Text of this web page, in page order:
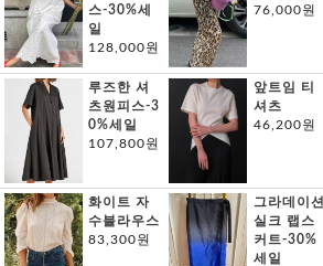
스-30%세
일
128,000원
76,000원
루즈한 셔
츠원피스-3
0%세일
107,800원
앞트임 티
셔츠
46,200원
화이트 자
수블라우스
83,300원
그라데이션
실크 랩스
커트-30%
세일